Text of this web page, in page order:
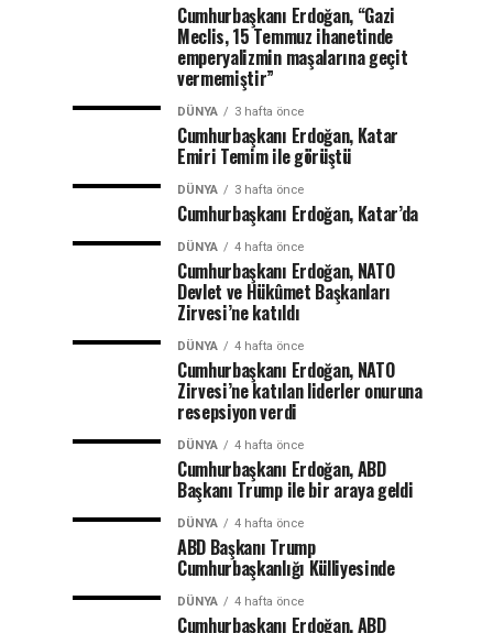
Cumhurbaşkanı Erdoğan, “Gazi
Meclis, 15 Temmuz ihanetinde
emperyalizmin maşalarına geçit
vermemiştir”
DÜNYA 3 hafta önce
Cumhurbaşkanı Erdoğan, Katar
Emiri Temim ile görüştü
DÜNYA 3 hafta önce
Cumhurbaşkanı Erdoğan, Katar’da
DÜNYA 4 hafta önce
Cumhurbaşkanı Erdoğan, NATO
Devlet ve Hükûmet Başkanları
Zirvesi’ne katıldı
DÜNYA 4 hafta önce
Cumhurbaşkanı Erdoğan, NATO
Zirvesi’ne katılan liderler onuruna
resepsiyon verdi
DÜNYA 4 hafta önce
Cumhurbaşkanı Erdoğan, ABD
Başkanı Trump ile bir araya geldi
DÜNYA 4 hafta önce
ABD Başkanı Trump
Cumhurbaşkanlığı Külliyesinde
DÜNYA 4 hafta önce
Cumhurbaşkanı Erdoğan, ABD